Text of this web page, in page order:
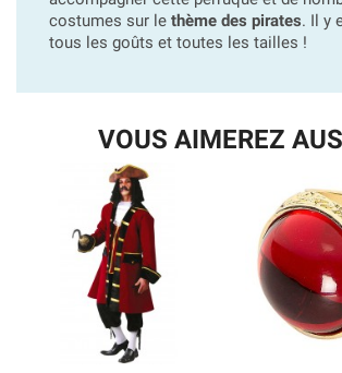
costumes sur le thème des pirates. Il y
tous les goûts et toutes les tailles !
VOUS AIMEREZ